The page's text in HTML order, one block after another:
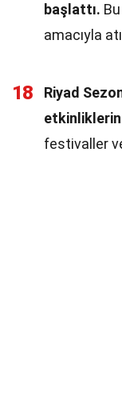
başlattı.
amacıyla
18
Riyad
festivaller